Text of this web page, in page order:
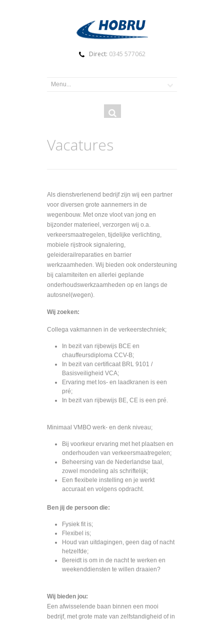
Direct: 0345 577062
Zoekveld
Zoeken
Vacatures
Als dienstverlenend bedrijf zijn wij een partner
voor diversen grote aannemers in de
wegenbouw. Met onze vloot van jong en
bijzonder materieel, verzorgen wij o.a.
verkeersmaatregelen, tijdelijke verlichting,
mobiele rijstrook signalering,
geleiderailreparaties en barrier
werkzaamheden. Wij bieden ook ondersteuning
bij calamiteiten en allerlei geplande
onderhoudswerkzaamheden op en langs de
autosnel(wegen).
Wij zoeken:
Collega vakmannen in de verkeerstechniek;
In bezit van rijbewijs BCE en
chauffeursdiploma CCV-B;
In bezit van certificaat BRL 9101 /
Basisveiligheid VCA;
Ervaring met los- en laadkranen is een
pré;
In bezit van rijbewijs BE, CE is een pré.
Minimaal VMBO werk- en denk niveau;
Bij voorkeur ervaring met het plaatsen en
onderhouden van verkeersmaatregelen;
Beheersing van de Nederlandse taal,
zowel mondeling als schriftelijk;
Een flexibele instelling en je werkt
accuraat en volgens opdracht.
Ben jij de persoon die:
Fysiek fit is;
Flexibel is;
Houd van uitdagingen, geen dag of nacht
hetzelfde;
Bereidt is om in de nacht te werken en
weekenddiensten te willen draaien?
Wij bieden jou:
Een afwisselende baan binnen een mooi
bedrijf, met grote mate van zelfstandigheid of in